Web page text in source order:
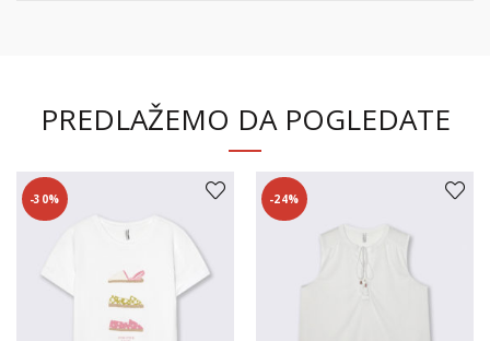
PREDLAŽEMO DA POGLEDATE
-30% -24%